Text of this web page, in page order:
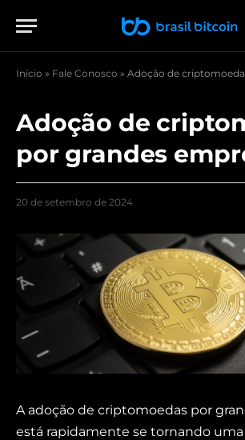
Início » Fale Conosco » Adoção de criptomoedas
Adoção de
por grandes
20 de setembro de 2024
A adoção de criptomoedas por
está rapidamente se tornando